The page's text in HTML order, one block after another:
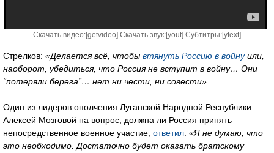
Скачать видео:[getvideo] Скачать звук:[yout] Субтитры:[ytext]
Стрелков: «Делается всё, чтобы втянуть Россию в войнуили,
наоборот, убедиться, что Россия не вступит в войну… Они
“потеряли берега”… нет ни чести, ни совести»
Один из лидеров ополчения Луганской Народной Республики
Алексей Мозговой на вопрос, должна ли Россия принять
непосредственное военное участие, ответил: «Я не думаю, что
это необходимо. Достаточно будет оказать братскому